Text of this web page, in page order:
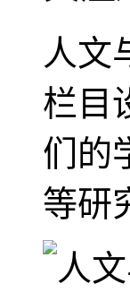
人文
栏目
们的
等研